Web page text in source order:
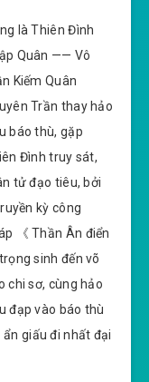
là Thiên Đình
Quân —— Vô
Kiếm Quân
Trần thay hảo
báo thù, gặp
Đình truy sát,
tử đạo tiêu, bởi
kỳ công
《 Thần Ân điển
sinh đến võ
chi sơ, cùng hảo
đạp vào báo thù
giấu đi nhất đại